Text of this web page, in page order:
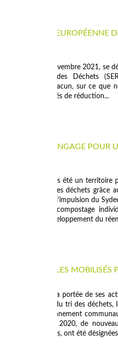
LA SEMAINE EUROPÉENNE
Du 20 au 28 novembre 2021, se
la Réduction des Déchets
questionner, chacun, sur ce que
et nos possibilités de réduction...
LE SYDED S’ENGAGE POUR
Le Lot a toujours été un territoire
et de gestion des déchets grâce
de 20 ans sous l’impulsion du
promotion du compostage
emballages, développement du
350 BÉNÉVOLES MOBILISÉS
Pour amplifier la portée de ses
d’amélioration du tri des
référent environnement
municipales de 2020, de
citoyens engagés, ont été